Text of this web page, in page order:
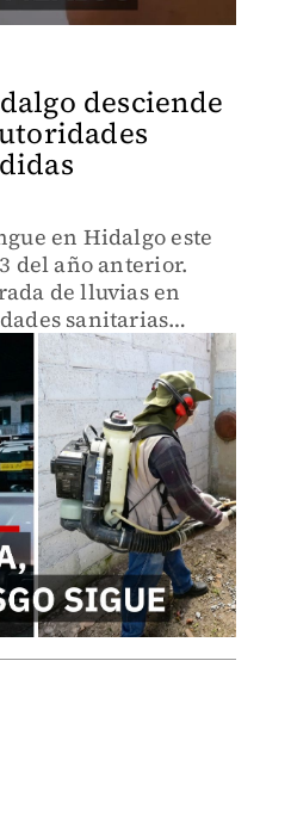
desciende
en Hidalgo este
del año anterior.
de lluvias en
sanitarias
e inspecciones
riesgo. ¿Será